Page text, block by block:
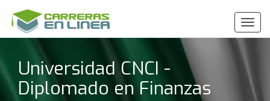
Ver
Menú
Universidad CNCI -
Diplomado en Finanzas